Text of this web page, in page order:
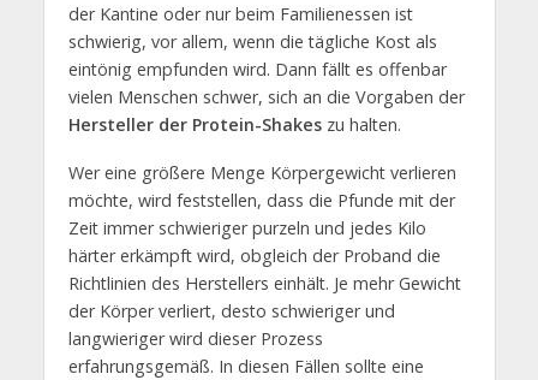
der Kantine oder nur beim Familienessen ist
schwierig, vor allem, wenn die tägliche Kost als
eintönig empfunden wird. Dann fällt es offenbar
vielen Menschen schwer, sich an die Vorgaben der
Hersteller der Protein-Shakeszu halten.
Wer eine größere Menge Körpergewicht verlieren
möchte, wird feststellen, dass die Pfunde mit der
Zeit immer schwieriger purzeln und jedes Kilo
härter erkämpft wird, obgleich der Proband die
Richtlinien des Herstellers einhält. Je mehr Gewicht
der Körper verliert, desto schwieriger und
langwieriger wird dieser Prozess
erfahrungsgemäß. In diesen Fällen sollte eine